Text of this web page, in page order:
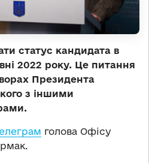
статус кандидата в
2022 року. Це питання
Президента
з іншими
голова Офісу